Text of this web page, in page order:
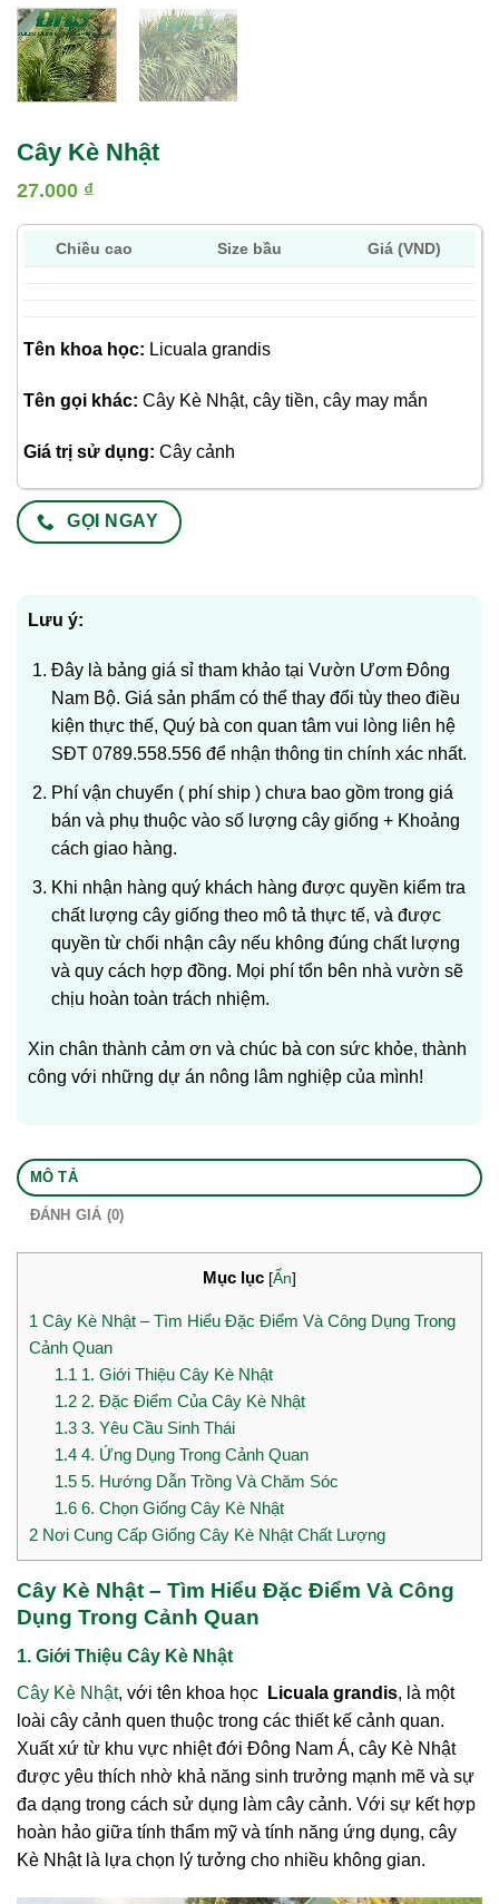
Cây Kè Nhật
27.000 ₫
Chiều cao Size bầu Giá (VND)
Tên khoa học: Licuala grandis
Tên gọi khác: Cây Kè Nhật, cây tiền, cây may mắn
Giá trị sử dụng: Cây cảnh
GỌI NGAY
Lưu ý:
Đây là bảng giá sỉ tham khảo tại Vườn Ươm Đông
Nam Bộ. Giá sản phẩm có thể thay đổi tùy theo điều
kiện thực thế, Quý bà con quan tâm vui lòng liên hệ
SĐT 0789.558.556 để nhận thông tin chính xác nhất.
Phí vận chuyển ( phí ship ) chưa bao gồm trong giá
bán và phụ thuộc vào số lượng cây giống + Khoảng
cách giao hàng.
Khi nhận hàng quý khách hàng được quyền kiểm tra
chất lượng cây giống theo mô tả thực tế, và được
quyền từ chối nhận cây nếu không đúng chất lượng
và quy cách hợp đồng. Mọi phí tổn bên nhà vườn sẽ
chịu hoàn toàn trách nhiệm.
Xin chân thành cảm ơn và chúc bà con sức khỏe, thành
công với những dự án nông lâm nghiệp của mình!
MÔ TẢ
ĐÁNH GIÁ (0)
Mục lục [Ẩn]
1 Cây Kè Nhật – Tìm Hiểu Đặc Điểm Và Công Dụng Trong
Cảnh Quan
1.11. Giới Thiệu Cây Kè Nhật
1.22. Đặc Điểm Của Cây Kè Nhật
1.33. Yêu Cầu Sinh Thái
1.44. Ứng Dụng Trong Cảnh Quan
1.55. Hướng Dẫn Trồng Và Chăm Sóc
1.66. Chọn Giống Cây Kè Nhật
2 Nơi Cung Cấp Giống Cây Kè Nhật Chất Lượng
Cây Kè Nhật – Tìm Hiểu Đặc Điểm Và Công
Dụng Trong Cảnh Quan
1. Giới Thiệu Cây Kè Nhật
Cây Kè Nhật, với tên khoa học Licuala grandis, là một
loài cây cảnh quen thuộc trong các thiết kế cảnh quan.
Xuất xứ từ khu vực nhiệt đới Đông Nam Á, cây Kè Nhật
được yêu thích nhờ khả năng sinh trưởng mạnh mẽ và sự
đa dạng trong cách sử dụng làm cây cảnh. Với sự kết hợp
hoàn hảo giữa tính thẩm mỹ và tính năng ứng dụng, cây
Kè Nhật là lựa chọn lý tưởng cho nhiều không gian.